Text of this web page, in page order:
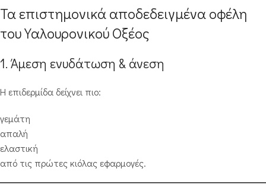
Τα επιστημονικά αποδεδειγμένα οφέλη
του Υαλουρονικού Οξέος
1. Άμεση ενυδάτωση & άνεση
Η επιδερμίδα δείχνει πιο:
γεμάτη
απαλή
ελαστική
από τις πρώτες κιόλας εφαρμογές.